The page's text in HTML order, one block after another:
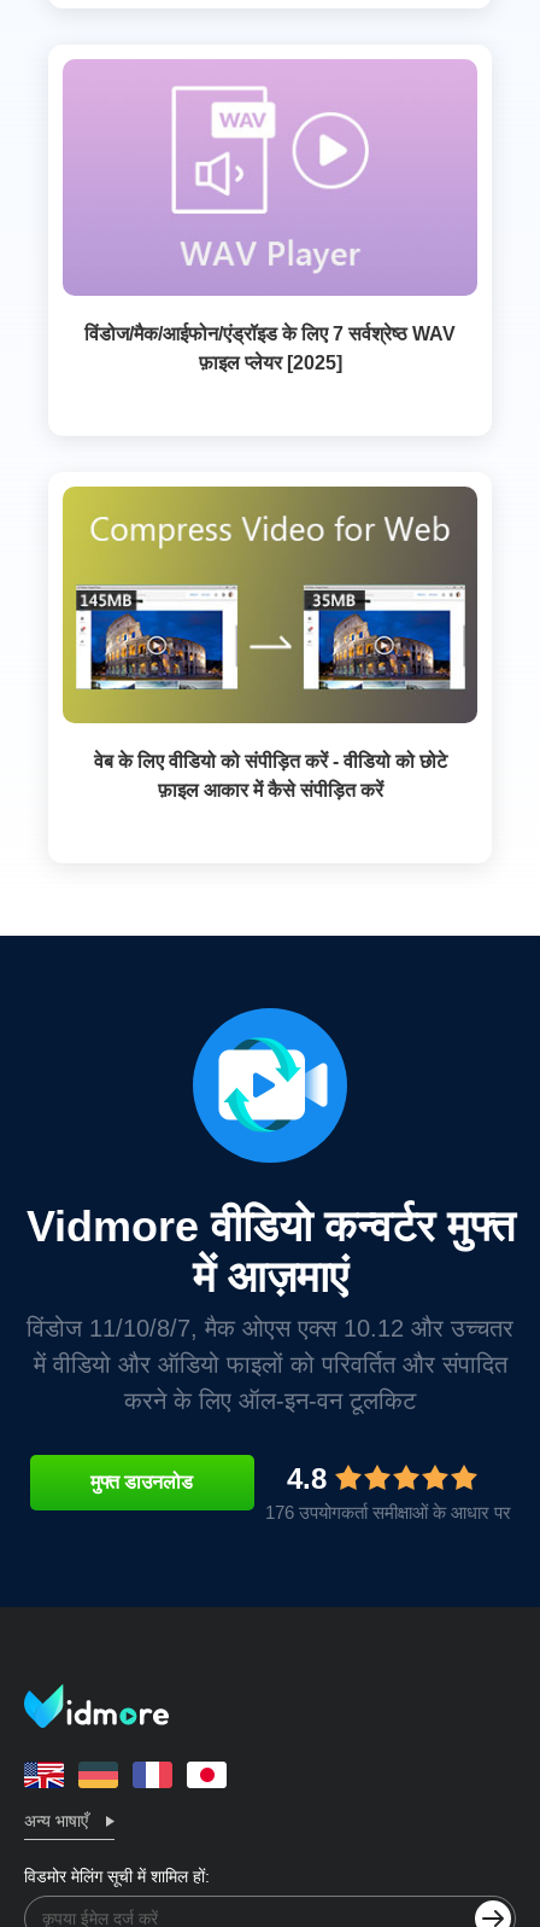
विंडोज/मैक/आईफोन/एंड्रॉइड के लिए 7 सर्वश्रेष्ठ WAV
फ़ाइल प्लेयर [2025]
वेब के लिए वीडियो को संपीड़ित करें - वीडियो को छोटे
फ़ाइल आकार में कैसे संपीड़ित करें
Vidmore वीडियो कन्वर्टर मुफ्त
में आज़माएं
विंडोज 11/10/8/7, मैक ओएस एक्स 10.12 और उच्चतर
में वीडियो और ऑडियो फाइलों को परिवर्तित और संपादित
करने के लिए ऑल-इन-वन टूलकिट
मुफ्त डाउनलोड 4.8
176 उपयोगकर्ता समीक्षाओं के आधार पर
अन्य भाषाएँ
विडमोर मेलिंग सूची में शामिल हों: